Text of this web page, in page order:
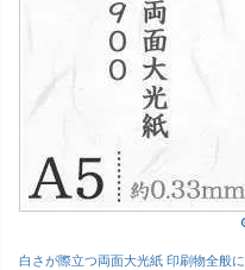
白さが際立つ両面大光紙 印刷物全般に